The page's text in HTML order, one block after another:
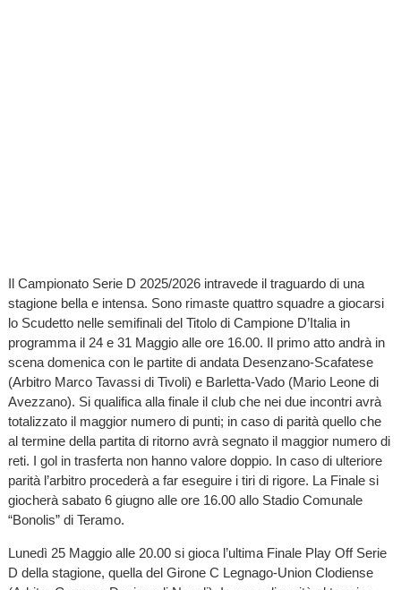
Il Campionato Serie D 2025/2026 intravede il traguardo di una
stagione bella e intensa. Sono rimaste quattro squadre a giocarsi
lo Scudetto nelle semifinali del Titolo di Campione D’Italia in
programma il 24 e 31 Maggio alle ore 16.00. Il primo atto andrà in
scena domenica con le partite di andata Desenzano-Scafatese
(Arbitro Marco Tavassi di Tivoli) e Barletta-Vado (Mario Leone di
Avezzano). Si qualifica alla finale il club che nei due incontri avrà
totalizzato il maggior numero di punti; in caso di parità quello che
al termine della partita di ritorno avrà segnato il maggior numero di
reti. I gol in trasferta non hanno valore doppio. In caso di ulteriore
parità l’arbitro procederà a far eseguire i tiri di rigore. La Finale si
giocherà sabato 6 giugno alle ore 16.00 allo Stadio Comunale
“Bonolis” di Teramo.
Lunedì 25 Maggio alle 20.00 si gioca l’ultima Finale Play Off Serie
D della stagione, quella del Girone C Legnago-Union Clodiense